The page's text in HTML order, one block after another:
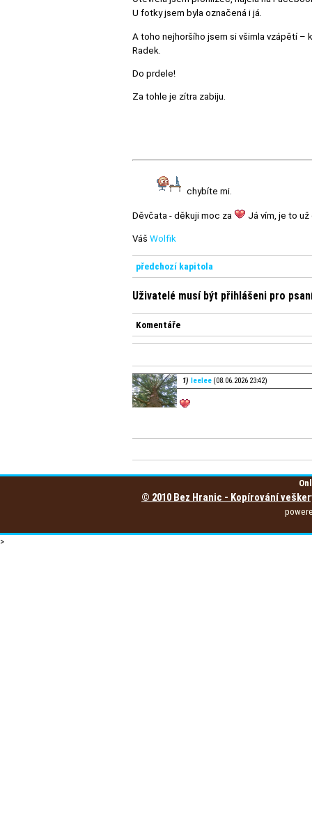
U fotky jsem byla označená i já.
A toho nejhoršího jsem si všimla vzápětí –
Radek.
Do prdele!
Za tohle je zítra zabiju.
chybíte mi.
Děvčata - děkuji moc za Já vím, je to už
Váš Wolfik
předchozí kapitola
Uživatelé musí být přihlášeni pro
Komentáře
1) leelee (08.06.2026 23:42)
© 2010 Bez Hranic - Kopírování
>